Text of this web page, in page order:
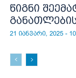
წიგნი
21 იანვარი, 2025 -